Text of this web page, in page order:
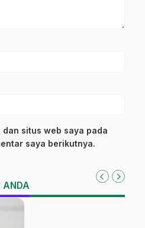
dan situs web saya pada
saya berikutnya.
ANDA